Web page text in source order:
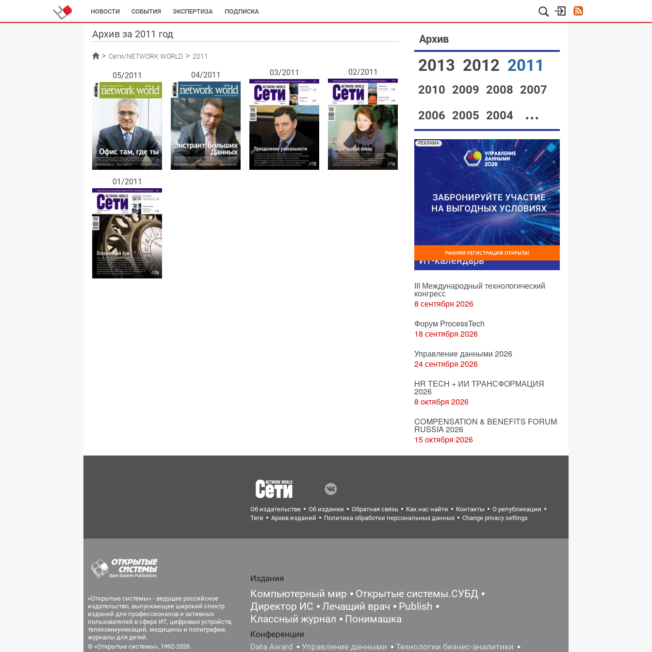
НОВОСТИ СОБЫТИЯ ЭКСПЕРТИЗА ПОДПИСКА
Архив за 2011 год
Сети/NETWORK WORLD 2011
05/2011 04/2011 03/2011 02/2011
01/2011
Архив
2013 2012 2011
2010 2009 2008 2007
2006 2005 2004 ...
РЕКЛАМА
ИТ-календарь
III Международный технологический
конгресс
8 сентября 2026
Форум ProcessTech
18 сентября 2026
Управление данными 2026
24 сентября 2026
HR TECH + ИИ ТРАНСФОРМАЦИЯ
2026
8 октября 2026
COMPENSATION & BENEFITS FORUM
RUSSIA 2026
15 октября 2026
Об издательстве Об издании Обратная связь Как нас найти Контакты
О републикации
Теги
Архив изданий Политика обработки персональных данных Change privacy settings
«Открытые системы» - ведущее российское
издательство, выпускающее широкий спектр
изданий для профессионалов и активных
пользователей в сфере ИТ, цифровых устройств,
телекоммуникаций, медицины и полиграфии,
журналы для детей.
© «Открытые системы», 1992-2026.
Издания
Компьютерный мир
Открытые системы.СУБД
Директор ИС
Лечащий врач
Publish
Классный журнал
Понимашка
Конференции
Data Award
Управление данными Технологии бизнес-аналитики